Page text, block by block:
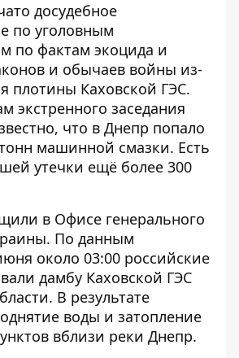
досудебное
по уголовным
по фактам экоцида и
и обычаев войны из-
плотины Каховской ГЭС.
экстренного заседания
что в Днепр попало
машинной смазки. Есть
утечки ещё более 300
в Офисе генерального
По данным
около 03:00 российские
дамбу Каховской ГЭС
В результате
воды и затопление
вблизи реки Днепр.